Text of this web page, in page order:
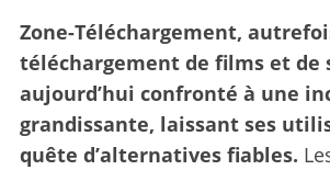
Zone-Téléchargement,
téléchargement de films et de
aujourd’hui confronté à une
grandissante, laissant ses
quête d’alternatives fiables.